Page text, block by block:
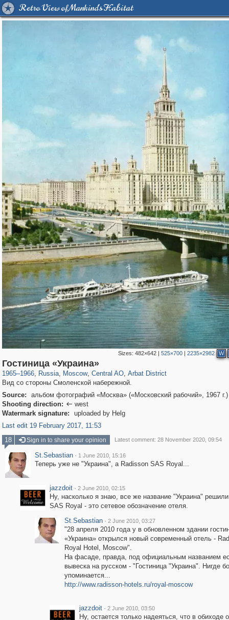
Retro View of Mankind's Habitat
Sizes:482×642 |525×700 |2235×2982 W
Гостиница «Украина»
1965–1966, Russia
1,407,269 29,248
, Moscow
319,878 8,286
, Central AO
160,021
, Arbat District
Вид со стороны Смоленской набережной.
Source:
альбом фотографий «Москва» («Московский рабочий», 1967 г.)
Shooting direction:  west
Watermark signature:
uploaded by Helg
Last edit 19 February 2017, 11:53
18
Sign in to share your opinion Latest comment: 28 November 2020, 09:54
St.Sebastian · 1 June 2010, 15:16
Теперь уже не "Украина", а Radisson SAS Royal...
jazzdoit · 2 June 2010, 02:15
Ну, насколько я знаю, все же название "Украина"
SAS Royal - это сетевое обозначение отеля.
St.Sebastian · 2 June 2010, 03:27
"28 апреля 2010 года у в обновленном здании
«Украина» открылся новый современный отель -
Royal Hotel, Moscow".
На фасаде, правда, под официальным названием
вывеска на русском - "Гостиница "Украина". Нигде
упоминается...
http://www.radisson-hotels.ru/royal-moscow
jazzdoit · 2 June 2010, 03:50
Ну, остается только надеяться, что в обиходе